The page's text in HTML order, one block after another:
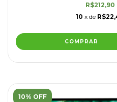
R$212,90
10 x de
COMPRAR
10% OFF